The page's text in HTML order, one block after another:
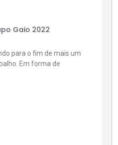
Gaio 2022
para o fim de mais um
Em forma de